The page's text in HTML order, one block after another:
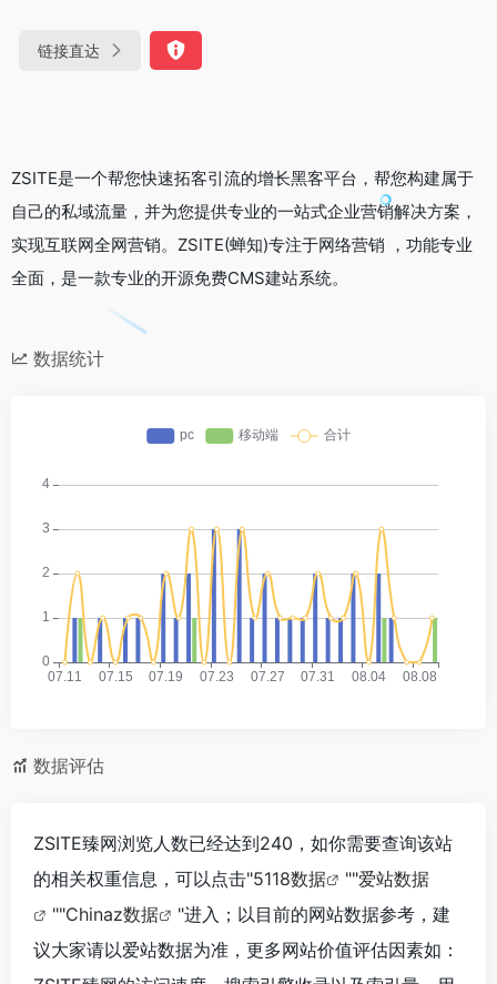
链接直达
ZSITE是一个帮您快速拓客引流的增长黑客平台，帮您构建属于
自己的私域流量，并为您提供专业的一站式企业营销解决方案，
实现互联网全网营销。ZSITE(蝉知)专注于网络营销 ，功能专业
全面，是一款专业的开源免费CMS建站系统。
数据统计
数据评估
ZSITE臻网浏览人数已经达到240，如你需要查询该站
的相关权重信息，可以点击"5118数据 ""爱站数据
""Chinaz数据
"进入；以目前的网站数据参考，建
议大家请以爱站数据为准，更多网站价值评估因素如：